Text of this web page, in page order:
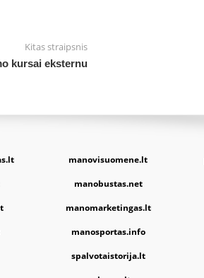
Kitas straipsnis
kursai eksternu
manovisuomene.lt
manobustas.net
manomarketingas.lt
manosportas.info
spalvotaistorija.lt